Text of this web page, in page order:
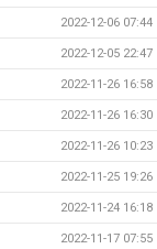
2022-12-06 07:44
2022-12-05 22:47
2022-11-26 16:58
2022-11-26 16:30
2022-11-26 10:23
2022-11-25 19:26
2022-11-24 16:18
2022-11-17 07:55